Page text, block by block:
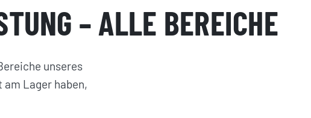
– ALLE BEREICHE
unseres
Lager haben,